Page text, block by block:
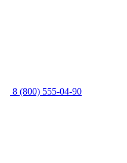
8 (800) 555-04-90